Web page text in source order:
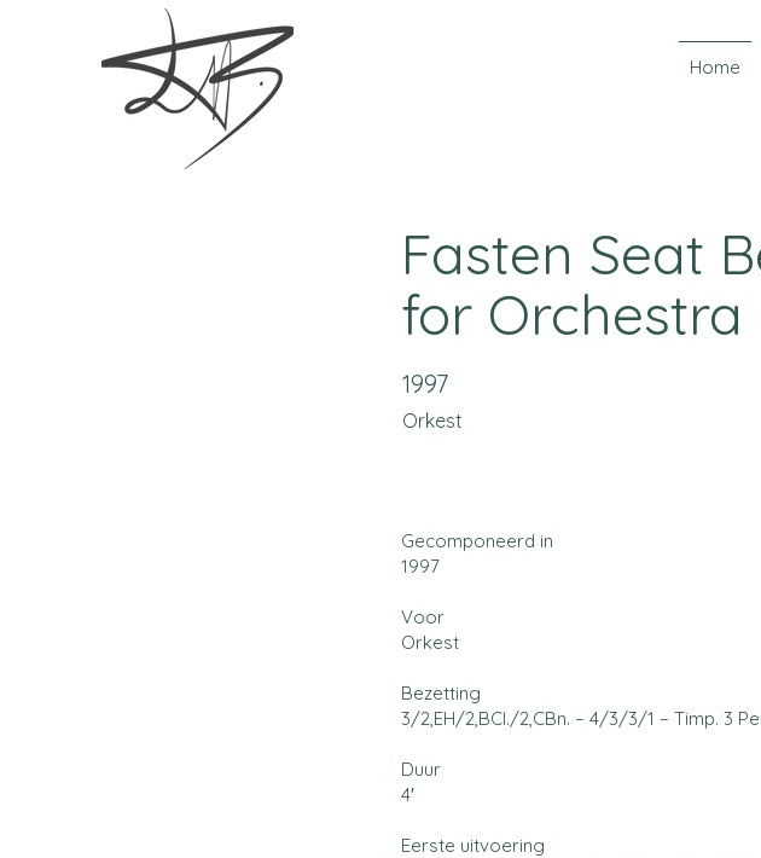
Home
Fasten Seat
for Orchestra
1997
Orkest
Gecomponeerd in
1997
Voor
Orkest
Bezetting
3/2,EH/2,BCl./2,CBn. – 4/3/3/1 – Timp. 3
Duur
4′
Eerste uitvoering